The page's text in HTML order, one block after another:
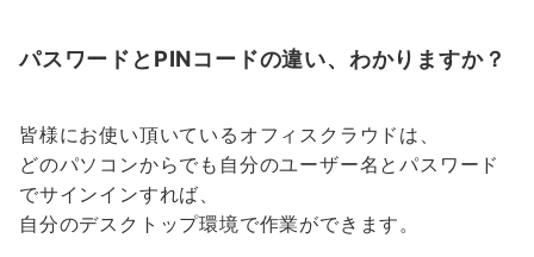
パスワードとPINコードの違い、わかりますか？
皆様にお使い頂いているオフィスクラウドは、
どのパソコンからでも自分のユーザー名とパスワード
でサインインすれば、
自分のデスクトップ環境で作業ができます。